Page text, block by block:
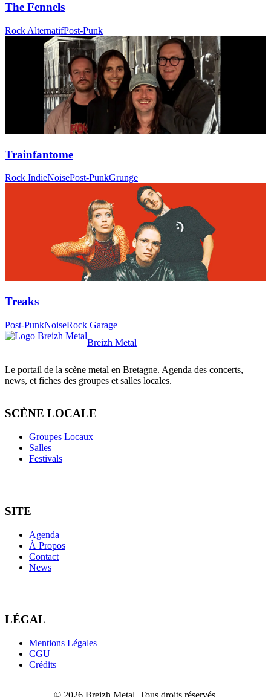
The Fennels
Rock AlternatifPost-Punk
Trainfantome
Rock IndieNoisePost-PunkGrunge
Treaks
Post-PunkNoiseRock Garage
Breizh Metal
Le portail de la scène metal en Bretagne. Agenda des concerts,
news, et fiches des groupes et salles locales.
SCÈNE LOCALE
Groupes Locaux
Salles
Festivals
SITE
Agenda
À Propos
Contact
News
LÉGAL
Mentions Légales
CGU
Crédits
© 2026 Breizh Metal. Tous droits réservés.